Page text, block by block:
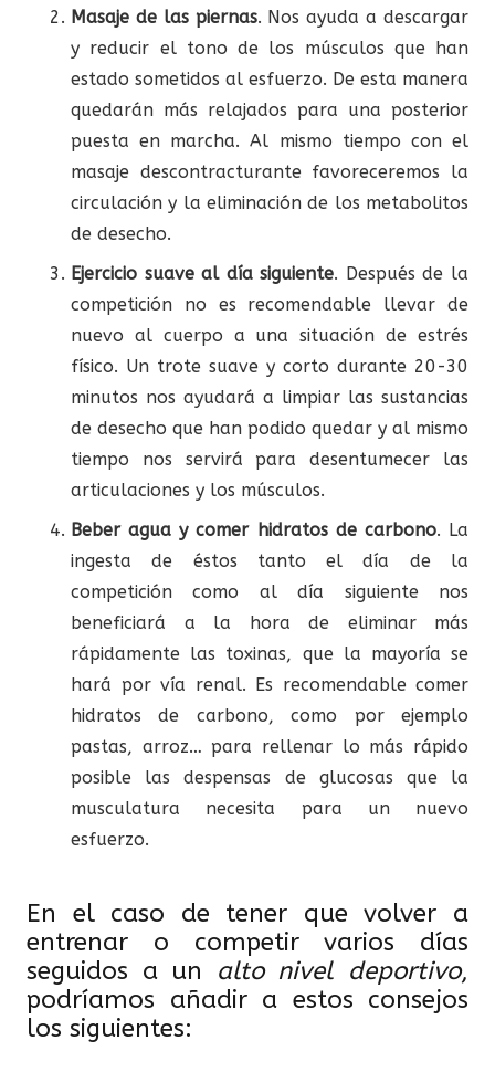
Masaje de las piernas. Nos ayuda a descargar
y reducir el tono de los músculos que han
estado sometidos al esfuerzo. De esta manera
quedarán más relajados para una posterior
puesta en marcha. Al mismo tiempo con el
masaje descontracturante favoreceremos la
circulación y la eliminación de los metabolitos
de desecho.
Ejercicio suave al día siguiente. Después de la
competición no es recomendable llevar de
nuevo al cuerpo a una situación de estrés
físico. Un trote suave y corto durante 20-30
minutos nos ayudará a limpiar las sustancias
de desecho que han podido quedar y al mismo
tiempo nos servirá para desentumecer las
articulaciones y los músculos.
Beber agua y comer hidratos de carbono. La
ingesta de éstos tanto el día de la
competición como al día siguiente nos
beneficiará a la hora de eliminar más
rápidamente las toxinas, que la mayoría se
hará por vía renal. Es recomendable comer
hidratos de carbono, como por ejemplo
pastas, arroz… para rellenar lo más rápido
posible las despensas de glucosas que la
musculatura necesita para un nuevo
esfuerzo.
En el caso de tener que volver a
entrenar o competir varios días
seguidos a un alto nivel deportivo,
podríamos añadir a estos consejos
los siguientes: